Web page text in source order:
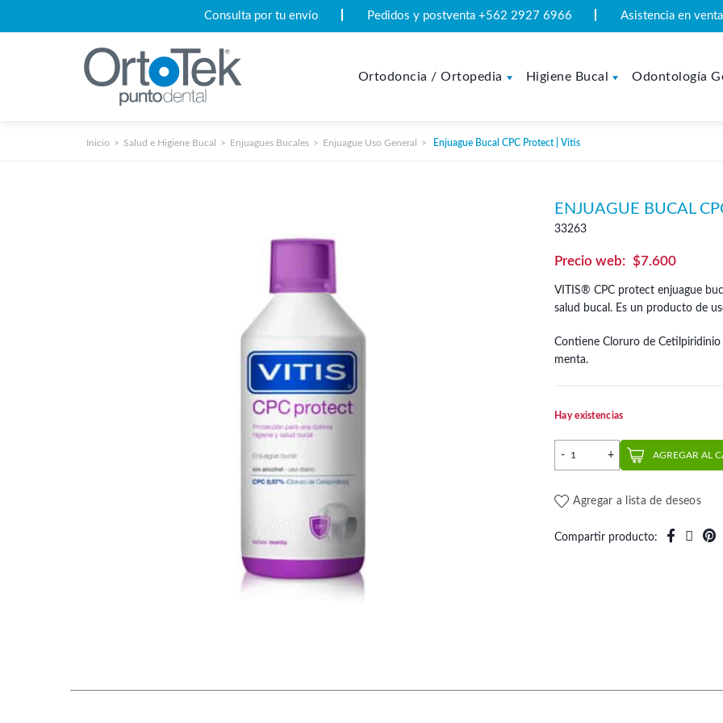
Consulta por tu envío Pedidos y postventa +562 2927 6966 Asistencia en
Ortodoncia / Ortopedia Higiene Bucal Odontología
Inicio Salud e Higiene Bucal Enjuagues Bucales Enjuague Uso General Enjuague Bucal CPC Protect | Vitis
ENJUAGUE BUCAL
33263
$7.600
VITIS® CPC protect enjuague
salud bucal. Es un producto de
Contiene Cloruro de Cetilpiridinio
menta.
Hay existencias
Enjuague Bucal CPC
AGREGAR AL
Agregar a lista de deseos
Compartir producto